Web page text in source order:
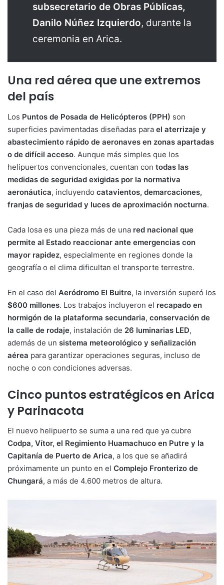
subsecretario de Obras Públicas,
Danilo Núñez Izquierdo, durante la
ceremonia en Arica.
Una red aérea que une extremos
del país
Los Puntos de Posada de Helicópteros (PPH) son
superficies pavimentadas diseñadas para el aterrizaje y
abastecimiento rápido de aeronaves en zonas apartadas
o de difícil acceso. Aunque más simples que los
helipuertos convencionales, cuentan con todas las
medidas de seguridad exigidas por la normativa
aeronáutica, incluyendo catavientos, demarcaciones,
franjas de seguridad y luces de aproximación nocturna.
Cada losa es una pieza más de una red nacional que
permite al Estado reaccionar ante emergencias con
mayor rapidez, especialmente en regiones donde la
geografía o el clima dificultan el transporte terrestre.
En el caso del Aeródromo El Buitre, la inversión superó los
$600 millones. Los trabajos incluyeron el recapado en
hormigón de la plataforma secundaria, conservación de
la calle de rodaje, instalación de 26 luminarias LED,
además de un sistema meteorológico y señalización
aérea para garantizar operaciones seguras, incluso de
noche o con condiciones adversas.
Cinco puntos estratégicos en Arica
y Parinacota
El nuevo helipuerto se suma a una red que ya cubre
Codpa, Vítor, el Regimiento Huamachuco en Putre y la
Capitanía de Puerto de Arica, a los que se añadirá
próximamente un punto en el Complejo Fronterizo de
Chungará, a más de 4.600 metros de altura.